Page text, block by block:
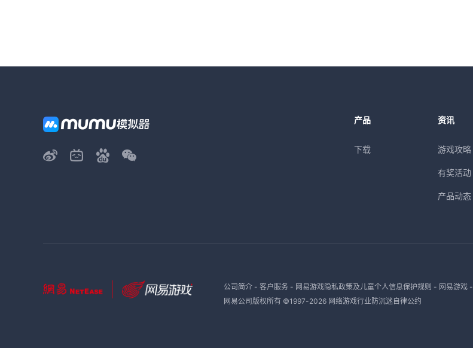
产品
下载
资讯
游戏攻略
有奖活动
产品动态
公司简介- 客户服务- 网易游戏隐私政策及儿童个人信息保护规则 - 网易游戏-
网易公司版权所有 ©1997-2026 网络游戏行业防沉迷自律公约